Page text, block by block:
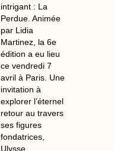
intrigant : La
Perdue. Animée
par Lidia
Martinez, la 6e
édition a eu lieu
ce vendredi 7
avril à Paris. Une
invitation à
explorer l’éternel
retour au travers
ses figures
fondatrices,
Ulysse,